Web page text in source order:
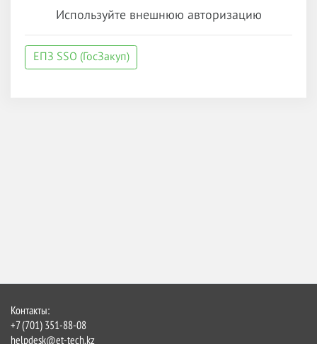
Используйте внешнюю авторизацию
ЕПЗ SSO (ГосЗакуп)
Контакты:
+7 (701) 351-88-08
helpdesk@et-tech.kz